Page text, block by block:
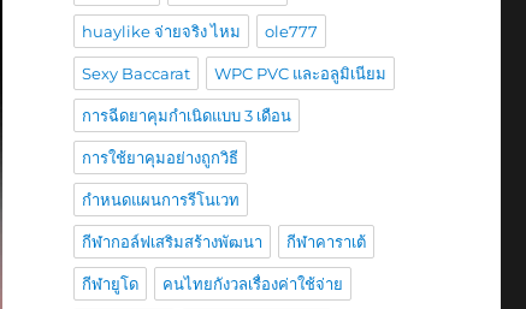
huaylike จ่ายจริง ไหม ole777
Sexy Baccarat WPC PVC และอลูมิเนียม
การฉีดยาคุมกำเนิดแบบ 3 เดือน
การใช้ยาคุมอย่างถูกวิธี
กำหนดแผนการรีโนเวท
กีฬากอล์ฟเสริมสร้างพัฒนา กีฬาคาราเต้
กีฬายูโด คนไทยกังวลเรื่องค่าใช้จ่าย